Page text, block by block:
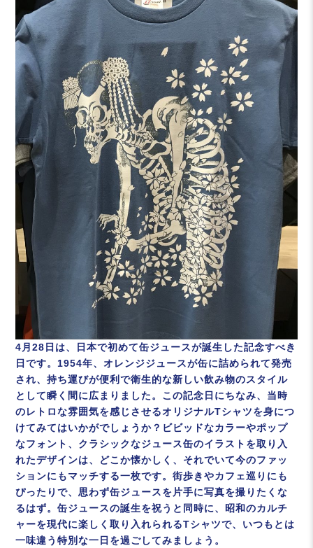
4月28日は、日本で初めて缶ジュースが誕生した記念すべき
日です。1954年、オレンジジュースが缶に詰められて発売
され、持ち運びが便利で衛生的な新しい飲み物のスタイル
として瞬く間に広まりました。この記念日にちなみ、当時
のレトロな雰囲気を感じさせるオリジナルTシャツを身につ
けてみてはいかがでしょうか？ビビッドなカラーやポップ
なフォント、クラシックなジュース缶のイラストを取り入
れたデザインは、どこか懐かしく、それでいて今のファッ
ションにもマッチする一枚です。街歩きやカフェ巡りにも
ぴったりで、思わず缶ジュースを片手に写真を撮りたくな
るはず。缶ジュースの誕生を祝うと同時に、昭和のカルチ
ャーを現代に楽しく取り入れられるTシャツで、いつもとは
一味違う特別な一日を過ごしてみましょう。